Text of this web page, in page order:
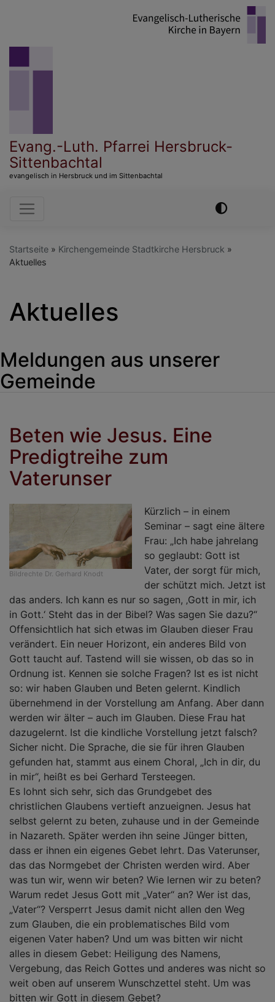
Evang.-Luth. Pfarrei Hersbruck-
Sittenbachtal
evangelisch in Hersbruck und im Sittenbachtal
Hauptnavigation
Startseite
Kirchengemeinde Stadtkirche Hersbruck
Aktuelles
Aktuelles
Meldungen aus unserer
Gemeinde
Beten wie Jesus. Eine
Predigtreihe zum
Vaterunser
Bildrechte Dr. Gerhard Knodt
Kürzlich – in einem
Seminar – sagt eine ältere
Frau: „Ich habe jahrelang
so geglaubt: Gott ist
Vater, der sorgt für mich,
der schützt mich. Jetzt ist
das anders. Ich kann es nur so sagen, ‚Gott in mir, ich
in Gott.‘ Steht das in der Bibel? Was sagen Sie dazu?“
Offensichtlich hat sich etwas im Glauben dieser Frau
verändert. Ein neuer Horizont, ein anderes Bild von
Gott taucht auf. Tastend will sie wissen, ob das so in
Ordnung ist. Kennen sie solche Fragen? Ist es ist nicht
so: wir haben Glauben und Beten gelernt. Kindlich
übernehmend in der Vorstellung am Anfang. Aber dann
werden wir älter – auch im Glauben. Diese Frau hat
dazugelernt. Ist die kindliche Vorstellung jetzt falsch?
Sicher nicht. Die Sprache, die sie für ihren Glauben
gefunden hat, stammt aus einem Choral, „Ich in dir, du
in mir“, heißt es bei Gerhard Tersteegen.
Es lohnt sich sehr, sich das Grundgebet des
christlichen Glaubens vertieft anzueignen. Jesus hat
selbst gelernt zu beten, zuhause und in der Gemeinde
in Nazareth. Später werden ihn seine Jünger bitten,
dass er ihnen ein eigenes Gebet lehrt. Das Vaterunser,
das das Normgebet der Christen werden wird. Aber
was tun wir, wenn wir beten? Wie lernen wir zu beten?
Warum redet Jesus Gott mit „Vater“ an? Wer ist das,
„Vater“? Versperrt Jesus damit nicht allen den Weg
zum Glauben, die ein problematisches Bild vom
eigenen Vater haben? Und um was bitten wir nicht
alles in diesem Gebet: Heiligung des Namens,
Vergebung, das Reich Gottes und anderes was nicht so
weit oben auf unserem Wunschzettel steht. Um was
bitten wir Gott in diesem Gebet?